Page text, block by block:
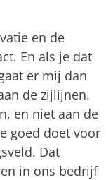
en de
En als je dat
er mij dan
de zijlijnen.
en niet aan de
goed doet voor
Dat
in ons bedrijf